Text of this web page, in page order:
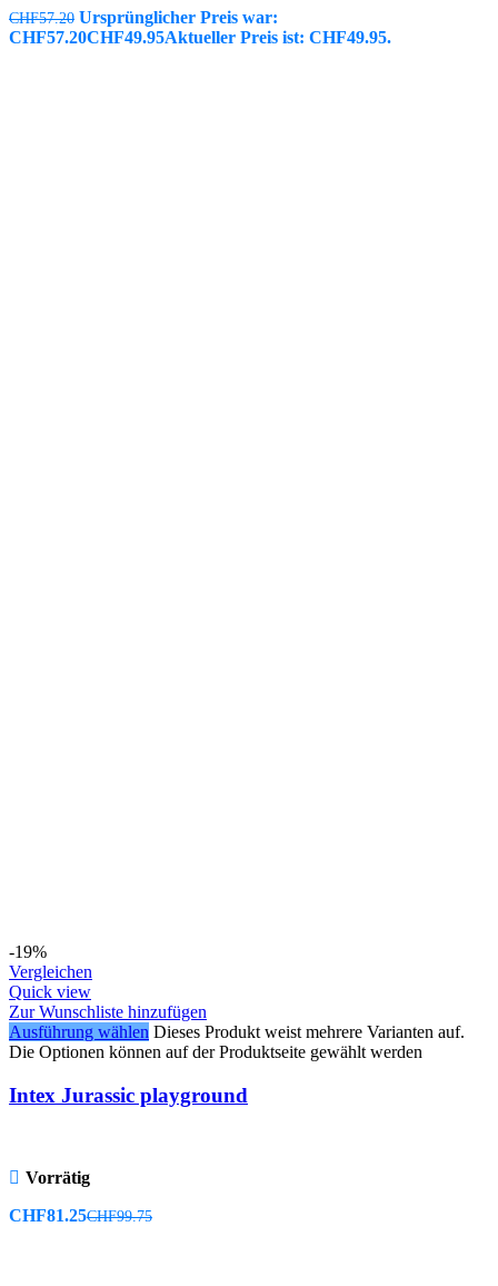
CHF57.20 Ursprünglicher Preis war:
CHF57.20CHF49.95Aktueller Preis ist: CHF49.95.
-19%
Vergleichen
Quick view
Zur Wunschliste hinzufügen
Ausführung wählen Dieses Produkt weist mehrere Varianten auf.
Die Optionen können auf der Produktseite gewählt werden
Intex Jurassic playground
Vorrätig
CHF81.25CHF99.75